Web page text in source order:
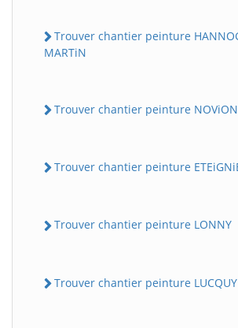
Trouver chantier peinture
MARTiN
Trouver chantier peinture
Trouver chantier peinture
Trouver chantier peinture LONNY
Trouver chantier peinture LUCQUY